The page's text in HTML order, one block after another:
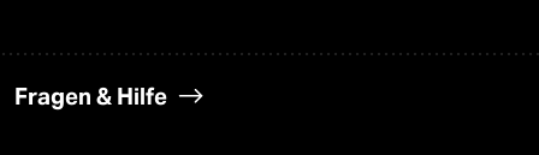
Fragen & Hilfe